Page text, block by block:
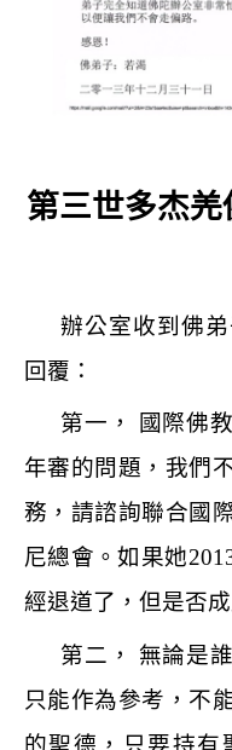
第三世多杰
辦公室收到佛
回覆：
第一， 國際佛
年審的問題，我們
務，請諮詢聯合國
尼總會。如果她
經退道了，但是否
第二， 無論是
只能作為參考，不
的聖德，只要持有